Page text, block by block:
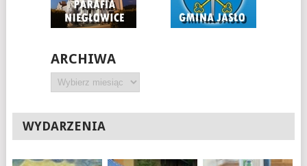
ARCHIWA
Archiwa
WYDARZENIA